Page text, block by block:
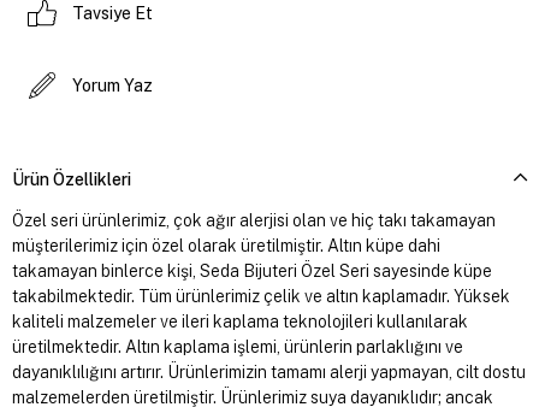
Tavsiye Et
Yorum Yaz
Ürün Özellikleri
Özel seri ürünlerimiz, çok ağır alerjisi olan ve hiç takı takamayan
müşterilerimiz için özel olarak üretilmiştir. Altın küpe dahi
takamayan binlerce kişi, Seda Bijuteri Özel Seri sayesinde küpe
takabilmektedir. Tüm ürünlerimiz çelik ve altın kaplamadır. Yüksek
kaliteli malzemeler ve ileri kaplama teknolojileri kullanılarak
üretilmektedir. Altın kaplama işlemi, ürünlerin parlaklığını ve
dayanıklılığını artırır. Ürünlerimizin tamamı alerji yapmayan, cilt dostu
malzemelerden üretilmiştir. Ürünlerimiz suya dayanıklıdır; ancak